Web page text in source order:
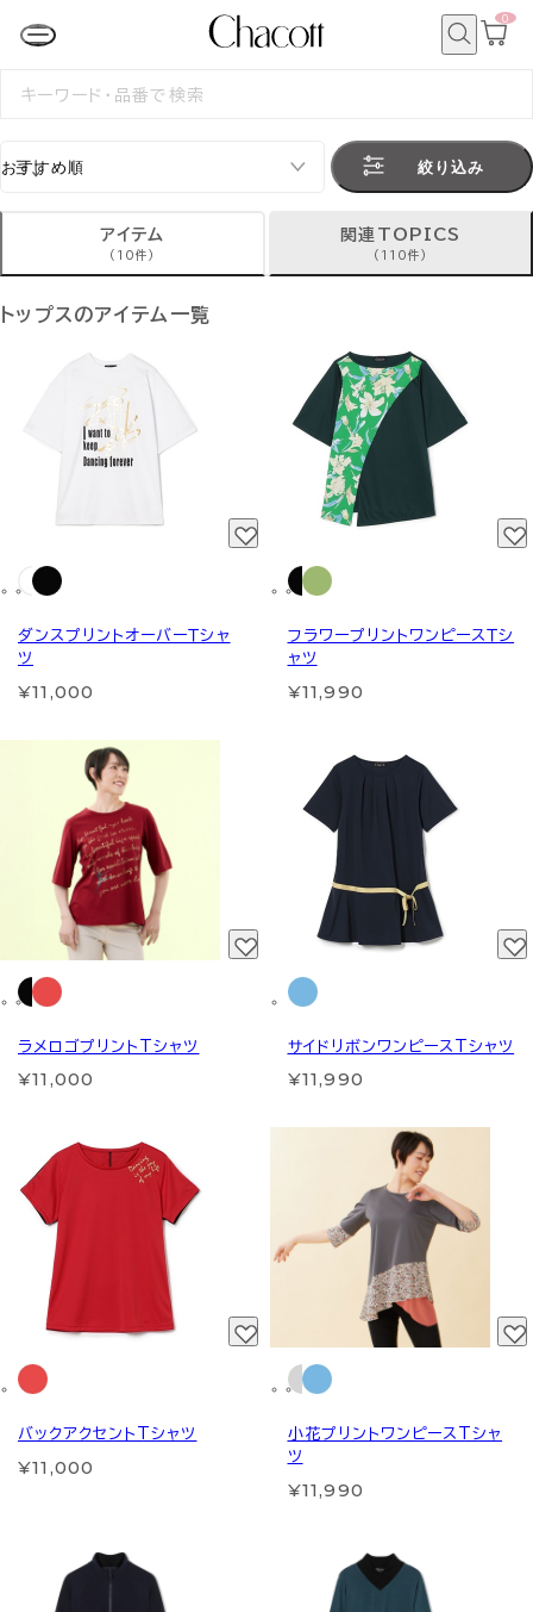
カ
0
検
絞り込み
アイテム
(10件)
関連TOPICS
(110件)
トップスのアイテム一覧
ダンスプリントオーバーＴシャ
ツ
¥11,000
フラワープリントワンピースＴシ
ャツ
¥11,990
ラメロゴプリントTシャツ
¥11,000
サイドリボンワンピースTシャツ
¥11,990
バックアクセントTシャツ
¥11,000
小花プリントワンピースTシャ
ツ
¥11,990